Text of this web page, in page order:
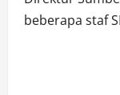
beberapa staf